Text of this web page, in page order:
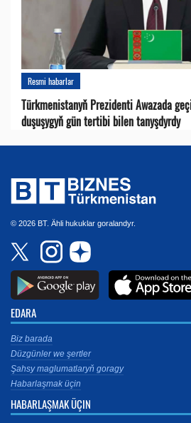
Resmi habarlar
Türkmenistanyň Prezidenti Awazada
duşuşygyň gün tertibi bilen tanyşdyrdy
© 2026 BT. Ähli hukuklar goralandyr.
EDARA
Biz barada
Düzgünler we şertler
Şahsy maglumatlaryň goragy
Habarlaşmak üçin
HABARLAŞMAK ÜÇIN